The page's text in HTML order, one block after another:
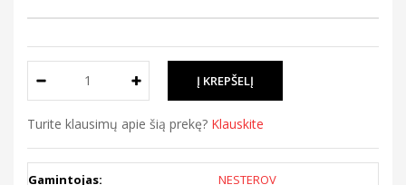
Turite klausimų apie šią prekę? Klauskite
Gamintojas: NESTEROV